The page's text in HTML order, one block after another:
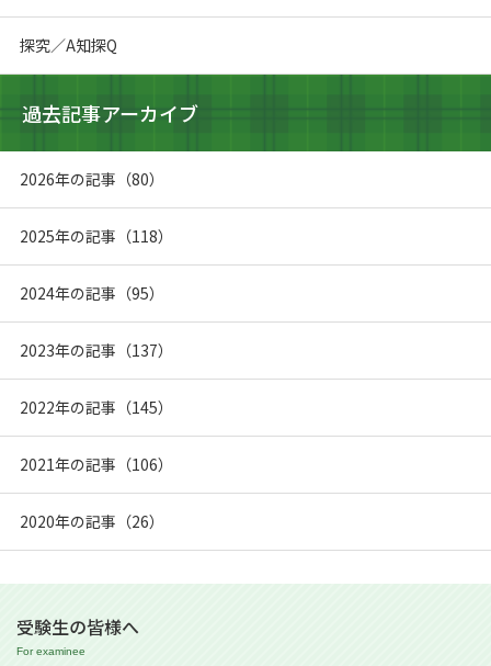
探究／A知探Q
過去記事アーカイブ
2026年の記事（80）
2025年の記事（118）
2024年の記事（95）
2023年の記事（137）
2022年の記事（145）
2021年の記事（106）
2020年の記事（26）
受験生の皆様へ